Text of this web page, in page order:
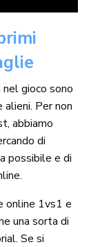
gioco sono
alieni. Per non
abbiamo
di
possibile e di
online 1vs1 e
una sorta di
Se si